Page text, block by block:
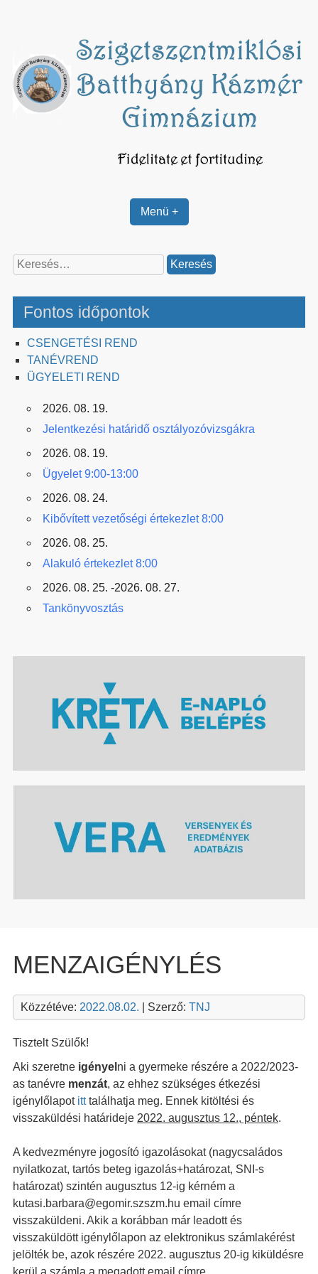
Menü +
Keresés:
Fontos időpontok
CSENGETÉSI REND
TANÉVREND
ÜGYELETI REND
2026. 08. 19.
Jelentkezési határidő osztályozóvizsgákra
2026. 08. 19.
Ügyelet 9:00-13:00
2026. 08. 24.
Kibővített vezetőségi értekezlet 8:00
2026. 08. 25.
Alakuló értekezlet 8:00
2026. 08. 25. -2026. 08. 27.
Tankönyvosztás
MENZAIGÉNYLÉS
Közzétéve: 2022.08.02. | Szerző: TNJ
Tisztelt Szülők!
Aki szeretne igényel ni a gyermeke részére a 2022/2023-
as tanévre menzát, az ehhez szükséges étkezési
igénylőlapot itttalálhatja meg. Ennek kitöltési és
visszaküldési határideje 2022. augusztus 12., péntek.
A kedvezményre jogosító igazolásokat (nagycsaládos
nyilatkozat, tartós beteg igazolás+határozat, SNI-s
határozat) szintén augusztus 12-ig kérném a
kutasi.barbara@egomir.szszm.hu email címre
visszaküldeni. Akik a korábban már leadott és
visszaküldött igénylőlapon az elektronikus számlakérést
jelölték be, azok részére 2022. augusztus 20-ig kiküldésre
kerül a számla a megadott email címre.